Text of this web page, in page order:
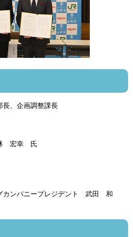
長、企画調整課長
宏幸 氏
カンパニープレジデント 武田 和